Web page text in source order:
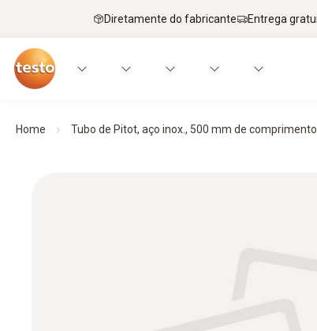
Diretamente do fabricante Entrega
Home Tubo de Pitot, aço inox., 500 mm de comprimento